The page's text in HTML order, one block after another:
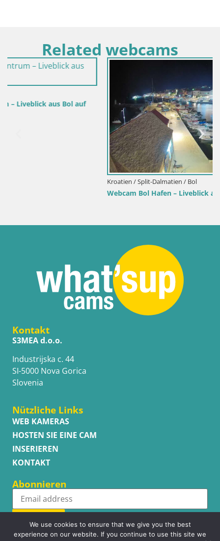
Related webcams
Kroatien / Split-Dalmatien / Bol
Webcam Bol Hafen – Liveblick auf Bol Riva & Marina
Kontakt
S3MEA d.o.o.
Industrijska c. 44
SI-5000 Nova Gorica
Slovenia
Nützliche Links
WEB KAMERAS
HOSTEN SIE EINE CAM
INSERIEREN
KONTAKT
Abonnieren
Subscribe
We use cookies to ensure that we give you the best
experience on our website. If you continue to use this site we